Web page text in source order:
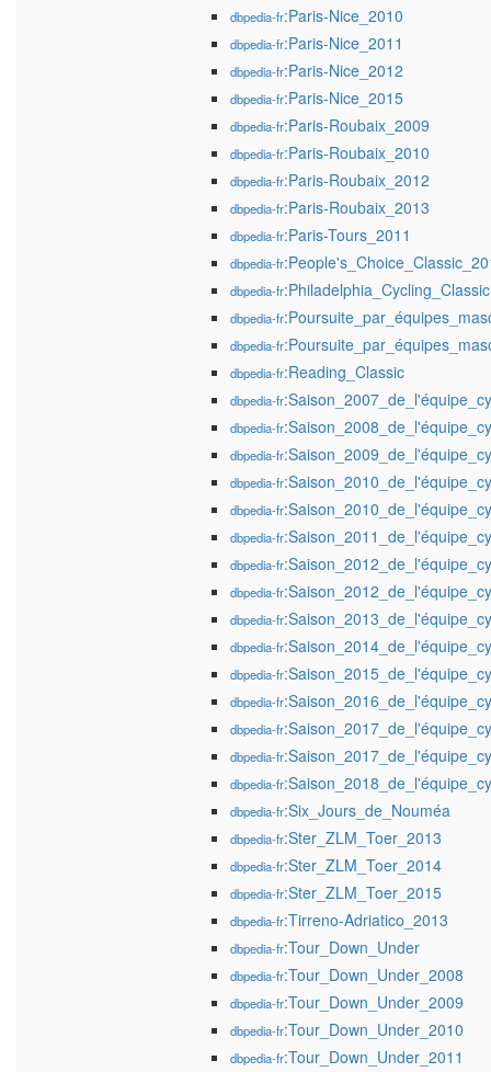
dbpedia-fr:Paris-Nice_2010
dbpedia-fr:Paris-Nice_2011
dbpedia-fr:Paris-Nice_2012
dbpedia-fr:Paris-Nice_2015
dbpedia-fr:Paris-Roubaix_2009
dbpedia-fr:Paris-Roubaix_2010
dbpedia-fr:Paris-Roubaix_2012
dbpedia-fr:Paris-Roubaix_2013
dbpedia-fr:Paris-Tours_2011
dbpedia-fr
dbpedia-fr:Philadelphia_Cycling_Classic
dbpedia-fr
dbpedia-fr
dbpedia-fr:Reading_Classic
dbpedia-fr
dbpedia-fr
dbpedia-fr
dbpedia-fr
dbpedia-fr
dbpedia-fr
dbpedia-fr
dbpedia-fr
dbpedia-fr
dbpedia-fr
dbpedia-fr
dbpedia-fr
dbpedia-fr
dbpedia-fr
dbpedia-fr
dbpedia-fr:Six_Jours_de_Nouméa
dbpedia-fr:Ster_ZLM_Toer_2013
dbpedia-fr:Ster_ZLM_Toer_2014
dbpedia-fr:Ster_ZLM_Toer_2015
dbpedia-fr:Tirreno-Adriatico_2013
dbpedia-fr:Tour_Down_Under
dbpedia-fr:Tour_Down_Under_2008
dbpedia-fr:Tour_Down_Under_2009
dbpedia-fr:Tour_Down_Under_2010
dbpedia-fr:Tour_Down_Under_2011